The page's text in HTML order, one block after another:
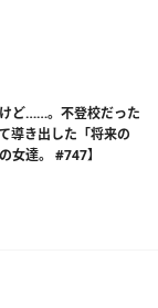
ど……。不登校だった
導き出した「将来の
女達。 #747】